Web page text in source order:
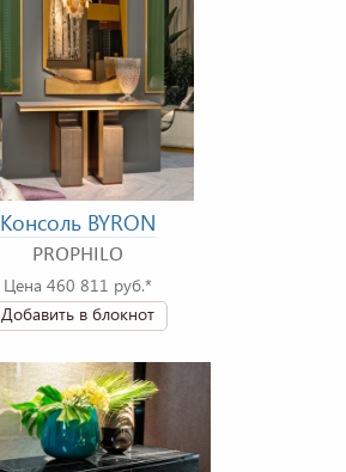
Консоль BYRON
PROPHILO
Цена 460 811 руб.*
Добавить в блокнот